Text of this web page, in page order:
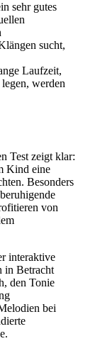
sehr gutes
sucht,
Laufzeit,
werden
Test zeigt klar:
Kind eine
Besonders
von
interaktive
in Betracht
den Tonie
bei